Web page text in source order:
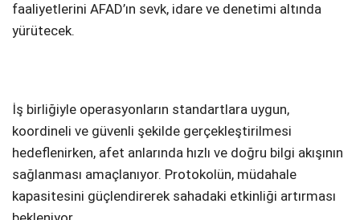
Youtube
faaliyetlerini AFAD’ın sevk, idare ve denetimi altında
yürütecek.
İş birliğiyle operasyonların standartlara uygun,
koordineli ve güvenli şekilde gerçekleştirilmesi
hedeflenirken, afet anlarında hızlı ve doğru bilgi akışının
sağlanması amaçlanıyor. Protokolün, müdahale
kapasitesini güçlendirerek sahadaki etkinliği artırması